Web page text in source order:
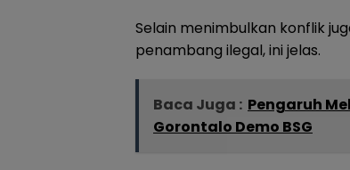
Selain menimbulkan konflik
penambang ilegal, ini jelas.
Baca Juga : Pengaruh
Gorontalo Demo BSG